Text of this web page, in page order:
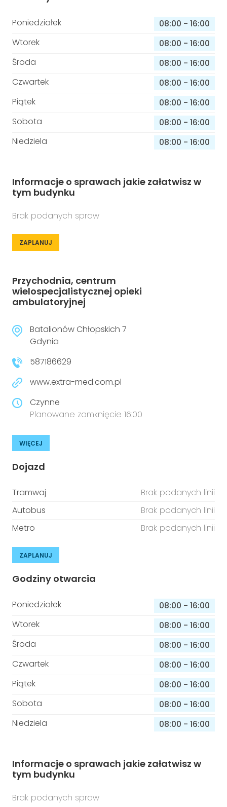
Poniedziałek 08:00 - 16:00
Wtorek
08:00 - 16:00
Środa
08:00 - 16:00
Czwartek
08:00 - 16:00
Piątek
08:00 - 16:00
Sobota
08:00 - 16:00
Niedziela
08:00 - 16:00
Informacje o sprawach jakie załatwisz w
tym budynku
Brak podanych spraw
ZAPLANUJ
Przychodnia, centrum
wielospecjalistycznej opieki
ambulatoryjnej
Batalionów Chłopskich 7
Gdynia
587186629
www.extra-med.com.pl
Czynne
Planowane zamknięcie 16:00
WIĘCEJ
Dojazd
Tramwaj
Brak podanych linii
Autobus
Brak podanych linii
Metro
Brak podanych linii
ZAPLANUJ
Godziny otwarcia
Poniedziałek 08:00 - 16:00
Wtorek
08:00 - 16:00
Środa
08:00 - 16:00
Czwartek
08:00 - 16:00
Piątek
08:00 - 16:00
Sobota
08:00 - 16:00
Niedziela
08:00 - 16:00
Informacje o sprawach jakie załatwisz w
tym budynku
Brak podanych spraw